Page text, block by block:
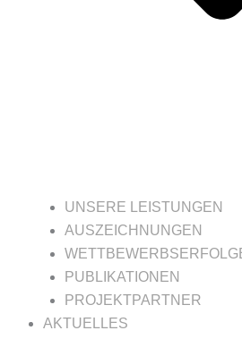
UNSERE LEISTUNGEN
AUSZEICHNUNGEN
PUBLIKATIONEN
PROJEKTPARTNER
AKTUELLES